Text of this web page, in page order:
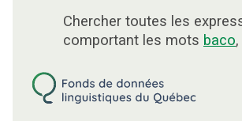
Chercher toutes les
comportant les mots baco,